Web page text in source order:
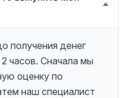
получения денег
часов. Сначала мы
оценку по
наш специалист